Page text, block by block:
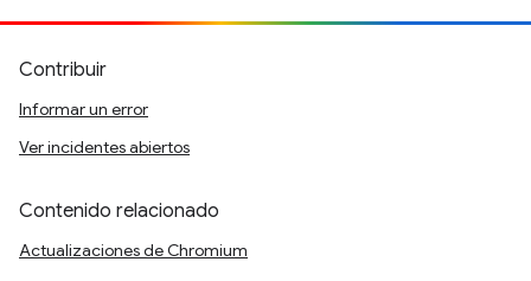
Contribuir
Informar un error
Ver incidentes abiertos
Contenido relacionado
Actualizaciones de Chromium